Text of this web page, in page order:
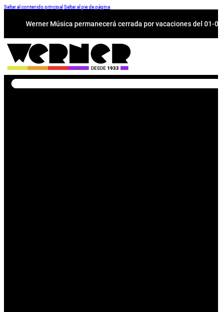
Saltar al contenido principal Saltar al pie de página
Werner Música permanecerá cerrada por vacaciones del 01-
Buscar